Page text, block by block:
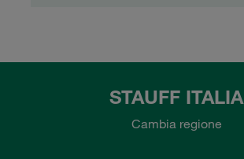
STAUFF ITALIA
Cambia regione